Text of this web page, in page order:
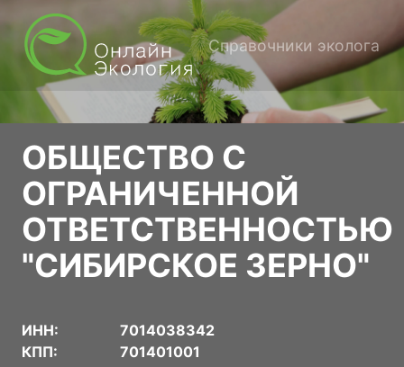
Справочники эколога
ОБЩЕСТВО С
ОГРАНИЧЕННОЙ
ОТВЕТСТВЕННОСТЬЮ
"СИБИРСКОЕ ЗЕРНО"
ИНН:
7014038342
КПП:
701401001